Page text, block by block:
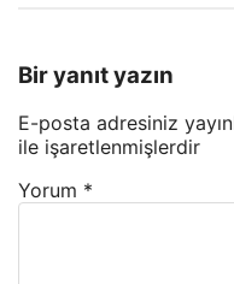
Bir yanıt yazın
E-posta adresiniz
ile işaretlenmişlerdir
Yorum *